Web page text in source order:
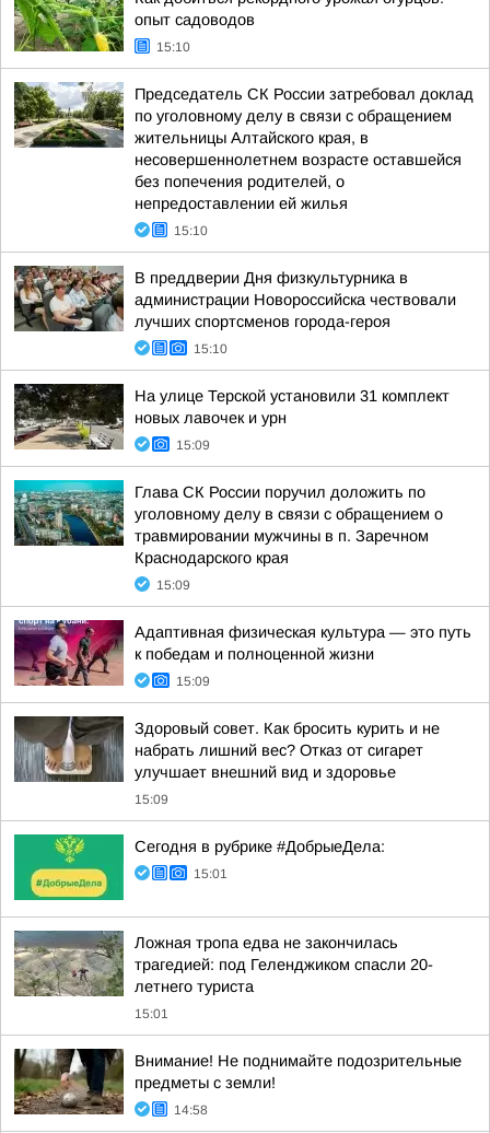
опыт садоводов
15:10
Председатель СК России затребовал доклад
по уголовному делу в связи с обращением
жительницы Алтайского края, в
несовершеннолетнем возрасте оставшейся
без попечения родителей, о
непредоставлении ей жилья
15:10
В преддверии Дня физкультурника в
администрации Новороссийска чествовали
лучших спортсменов города-героя
15:10
На улице Терской установили 31 комплект
новых лавочек и урн
15:09
Глава СК России поручил доложить по
уголовному делу в связи с обращением о
травмировании мужчины в п. Заречном
Краснодарского края
15:09
Адаптивная физическая культура — это путь
к победам и полноценной жизни
15:09
Здоровый совет. Как бросить курить и не
набрать лишний вес? Отказ от сигарет
улучшает внешний вид и здоровье
15:09
Сегодня в рубрике #ДобрыеДела:
15:01
Ложная тропа едва не закончилась
трагедией: под Геленджиком спасли 20-
летнего туриста
15:01
Внимание! Не поднимайте подозрительные
предметы с земли!
14:58